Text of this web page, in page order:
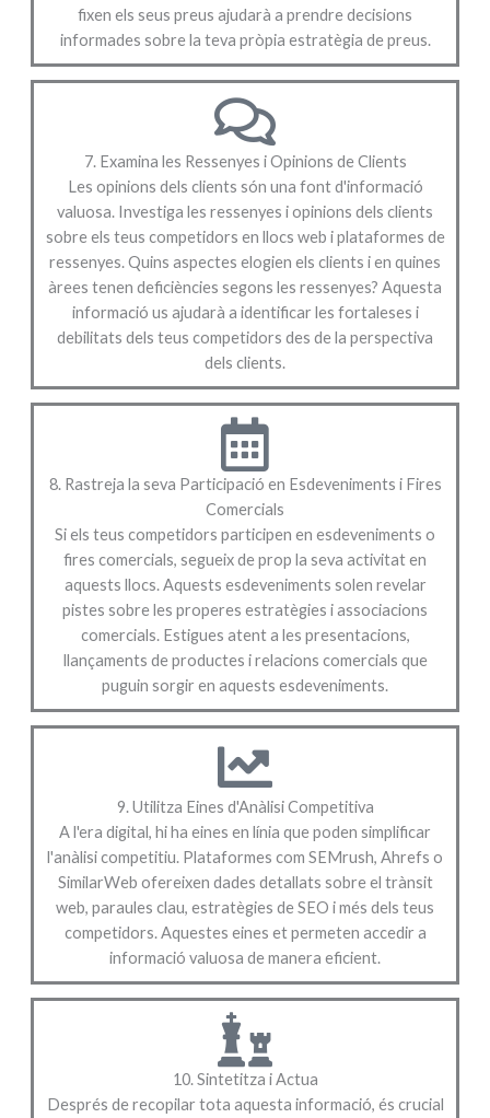
fixen els seus preus ajudarà a prendre decisions
informades sobre la teva pròpia estratègia de preus.
7. Examina les Ressenyes i Opinions de Clients
Les opinions dels clients són una font d'informació
valuosa. Investiga les ressenyes i opinions dels clients
sobre els teus competidors en llocs web i plataformes de
ressenyes. Quins aspectes elogien els clients i en quines
àrees tenen deficiències segons les ressenyes? Aquesta
informació us ajudarà a identificar les fortaleses i
debilitats dels teus competidors des de la perspectiva
dels clients.
8. Rastreja la seva Participació en Esdeveniments i Fires
Comercials
Si els teus competidors participen en esdeveniments o
fires comercials, segueix de prop la seva activitat en
aquests llocs. Aquests esdeveniments solen revelar
pistes sobre les properes estratègies i associacions
comercials. Estigues atent a les presentacions,
llançaments de productes i relacions comercials que
puguin sorgir en aquests esdeveniments.
9. Utilitza Eines d'Anàlisi Competitiva
A l'era digital, hi ha eines en línia que poden simplificar
l'anàlisi competitiu. Plataformes com SEMrush, Ahrefs o
SimilarWeb ofereixen dades detallats sobre el trànsit
web, paraules clau, estratègies de SEO i més dels teus
competidors. Aquestes eines et permeten accedir a
informació valuosa de manera eficient.
10. Sintetitza i Actua
Després de recopilar tota aquesta informació, és crucial